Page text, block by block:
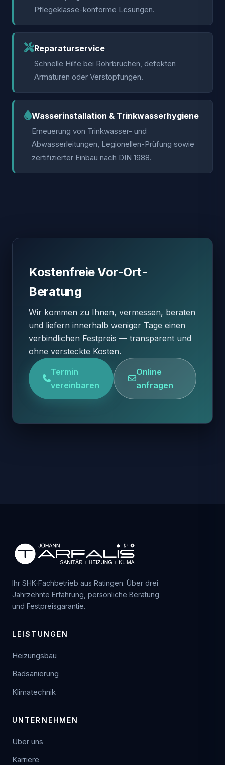
Pflegeklasse-konforme Lösungen.
Reparaturservice
Schnelle Hilfe bei Rohrbrüchen, defekten
Armaturen oder Verstopfungen.
Wasserinstallation & Trinkwasserhygiene
Erneuerung von Trinkwasser- und
Abwasserleitungen, Legionellen-Prüfung sowie
zertifizierter Einbau nach DIN 1988.
Kostenfreie Vor-Ort-
Beratung
Wir kommen zu Ihnen, vermessen, beraten
und liefern innerhalb weniger Tage einen
verbindlichen Festpreis — transparent und
ohne versteckte Kosten.
Termin
vereinbaren
Online
anfragen
Ihr SHK-Fachbetrieb aus Ratingen. Über drei
Jahrzehnte Erfahrung, persönliche Beratung
und Festpreisgarantie.
LEISTUNGEN
Heizungsbau
Badsanierung
Klimatechnik
UNTERNEHMEN
Über uns
Karriere